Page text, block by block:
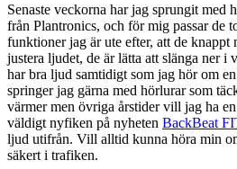
Senaste veckorna har jag sprungit med
från Plantronics, och för mig passar de
funktioner jag är ute efter, att de knappt
justera ljudet, de är lätta att slänga ner i
har bra ljud samtidigt som jag hör om
springer jag gärna med hörlurar som
värmer men övriga årstider vill jag ha
väldigt nyfiken på nyheten BackBeat
ljud utifrån. Vill alltid kunna höra min
säkert i trafiken.